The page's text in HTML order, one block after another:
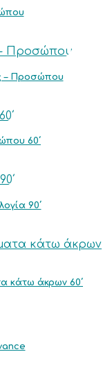
– Προσώπου
60΄
90΄
κάτω άκρων 60΄